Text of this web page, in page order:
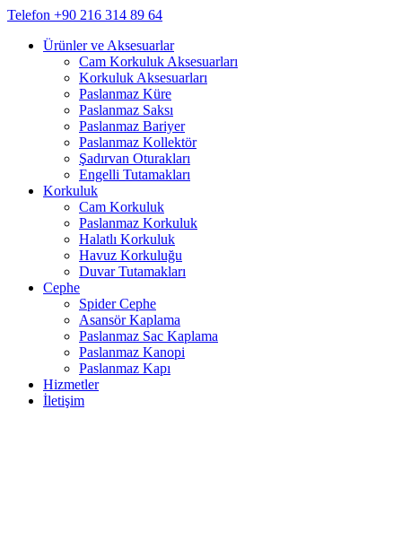
Telefon +90 216 314 89 64
Ürünler ve Aksesuarlar
Cam Korkuluk Aksesuarları
Korkuluk Aksesuarları
Paslanmaz Küre
Paslanmaz Saksı
Paslanmaz Bariyer
Paslanmaz Kollektör
Şadırvan Oturakları
Engelli Tutamakları
Korkuluk
Cam Korkuluk
Paslanmaz Korkuluk
Halatlı Korkuluk
Havuz Korkuluğu
Duvar Tutamakları
Cephe
Spider Cephe
Asansör Kaplama
Paslanmaz Sac Kaplama
Paslanmaz Kanopi
Paslanmaz Kapı
Hizmetler
İletişim